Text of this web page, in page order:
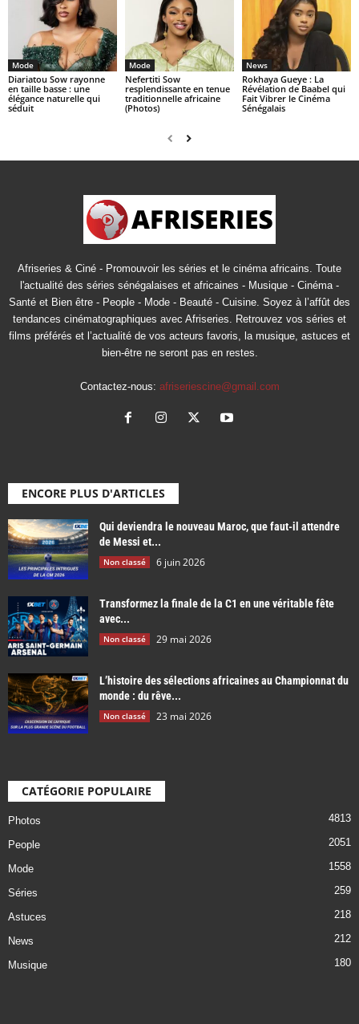
Mode
Diariatou Sow rayonne
en taille basse : une
élégance naturelle qui
séduit
Mode
Nefertiti Sow
resplendissante en tenue
traditionnelle africaine
(Photos)
News
Rokhaya Gueye : La
Révélation de Baabel qui
Fait Vibrer le Cinéma
Sénégalais
Afriseries & Ciné - Promouvoir les séries et le cinéma africains. Toute
l'actualité des séries sénégalaises et africaines - Musique - Cinéma -
Santé et Bien être - People - Mode - Beauté - Cuisine. Soyez à l’affût des
tendances cinématographiques avec Afriseries. Retrouvez vos séries et
films préférés et l’actualité de vos acteurs favoris, la musique, astuces et
bien-être ne seront pas en restes.
Contactez-nous: afriseriescine@gmail.com
ENCORE PLUS D'ARTICLES
Qui deviendra le nouveau Maroc, que faut-il attendre
de Messi et...
Non classé 6 juin 2026
Transformez la finale de la C1 en une véritable fête
avec...
Non classé 29 mai 2026
L’histoire des sélections africaines au Championnat du
monde : du rêve...
Non classé 23 mai 2026
CATÉGORIE POPULAIRE
Photos 4813
People 2051
Mode 1558
Séries 259
Astuces 218
News 212
Musique 180